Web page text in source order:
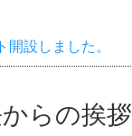
設しました。
らの挨拶